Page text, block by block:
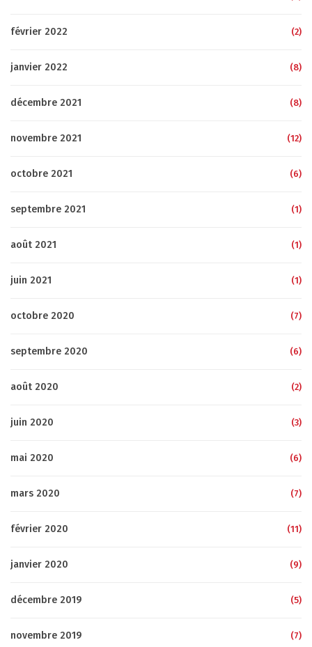
février 2022 (2)
janvier 2022 (8)
décembre 2021 (8)
novembre 2021 (12)
octobre 2021 (6)
septembre 2021 (1)
août 2021 (1)
juin 2021 (1)
octobre 2020 (7)
septembre 2020 (6)
août 2020 (2)
juin 2020 (3)
mai 2020 (6)
mars 2020 (7)
février 2020 (11)
janvier 2020 (9)
décembre 2019 (5)
novembre 2019 (7)